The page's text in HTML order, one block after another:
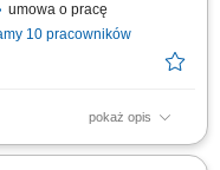
umowa o pracę
10 pracowników
pokaż opis
form do produkcji